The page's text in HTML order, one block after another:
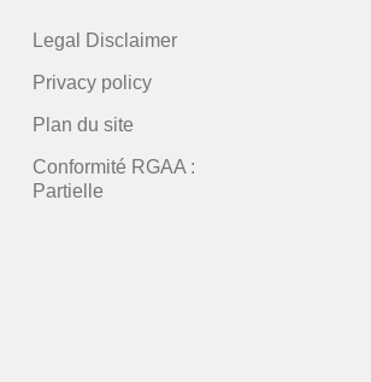
Legal Disclaimer
Privacy policy
Plan du site
Conformité RGAA :
Partielle